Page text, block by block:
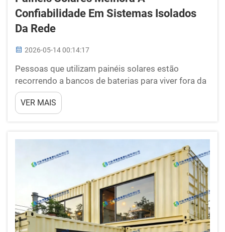
Confiabilidade Em Sistemas Isolados
Da Rede
2026-05-14 00:14:17
Pessoas que utilizam painéis solares estão
recorrendo a bancos de baterias para viver fora da
rede. Esses sistemas armazenam a energia gerada
pelos painéis solares e fornecem eletricidade
quando necessário. A BOX-E fabrica esses bancos
confiável. Quando há sol, os painéis carregam...
VER MAIS